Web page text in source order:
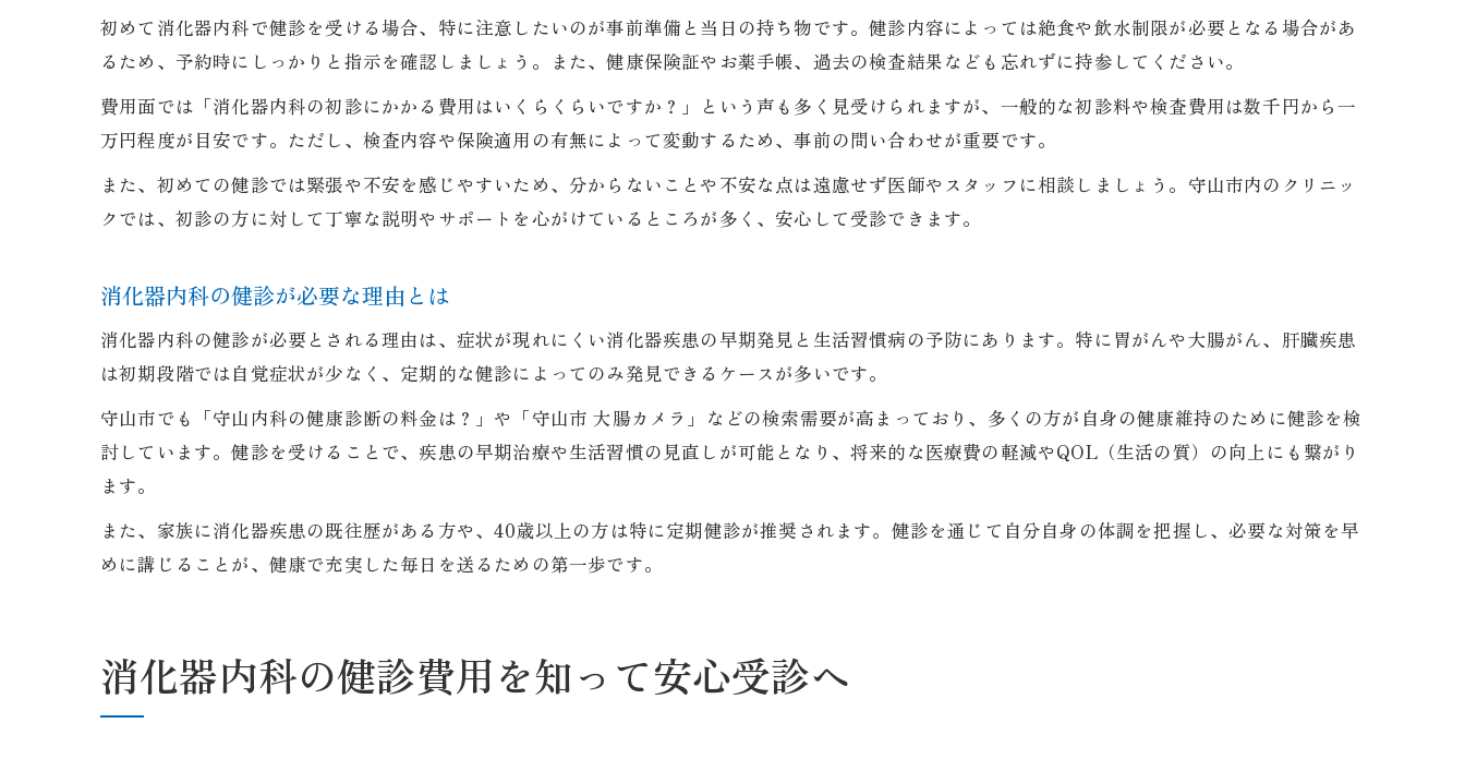
初めて消化器内科で健診を受ける場合、特に注意したいのが事前準備と当日の持ち物です。健診内容によっては絶食や飲水制限が必要となる場合があ
るため、予約時にしっかりと指示を確認しましょう。また、健康保険証やお薬手帳、過去の検査結果なども忘れずに持参してください。
費用面では「消化器内科の初診にかかる費用はいくらくらいですか？」という声も多く見受けられますが、一般的な初診料や検査費用は数千円から一
万円程度が目安です。ただし、検査内容や保険適用の有無によって変動するため、事前の問い合わせが重要です。
また、初めての健診では緊張や不安を感じやすいため、分からないことや不安な点は遠慮せず医師やスタッフに相談しましょう。守山市内のクリニッ
クでは、初診の方に対して丁寧な説明やサポートを心がけているところが多く、安心して受診できます。
消化器内科の健診が必要な理由とは
消化器内科の健診が必要とされる理由は、症状が現れにくい消化器疾患の早期発見と生活習慣病の予防にあります。特に胃がんや大腸がん、肝臓疾患
は初期段階では自覚症状が少なく、定期的な健診によってのみ発見できるケースが多いです。
守山市でも「守山内科の健康診断の料金は？」や「守山市 大腸カメラ」などの検索需要が高まっており、多くの方が自身の健康維持のために健診を検
討しています。健診を受けることで、疾患の早期治療や生活習慣の見直しが可能となり、将来的な医療費の軽減やQOL（生活の質）の向上にも繋がり
ます。
また、家族に消化器疾患の既往歴がある方や、40歳以上の方は特に定期健診が推奨されます。健診を通じて自分自身の体調を把握し、必要な対策を早
めに講じることが、健康で充実した毎日を送るための第一歩です。
消化器内科の健診費用を知って安心受診へ